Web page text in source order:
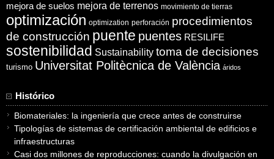
mejora de suelos mejora de terrenos movimiento de tierras
optimización optimization perforación procedimientos
de construcción puente puentes RESILIFE
sostenibilidad Sustainability toma de decisiones
turismo Universitat Politècnica de València áridos
Histórico
Biomateriales: la ingeniería que crece antes de construirse
Tipologías de sistemas de certificación ambiental de edificios e
infraestructuras
Casi dos millones de reproducciones: cuando la divulgación en